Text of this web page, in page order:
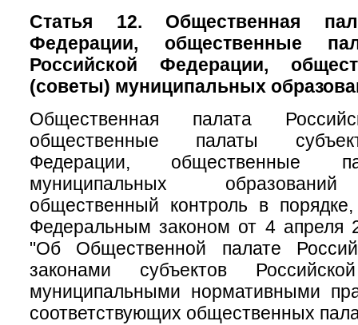
Статья 12. Общественная
Федерации, общественные
Российской Федерации,
(советы) муниципальных
Общественная палата
общественные палаты
Федерации, общественные
муниципальных
общественный контроль в
Федеральным законом от 4 апреля
"Об Общественной палате
законами субъектов
муниципальными нормативными
соответствующих общественных